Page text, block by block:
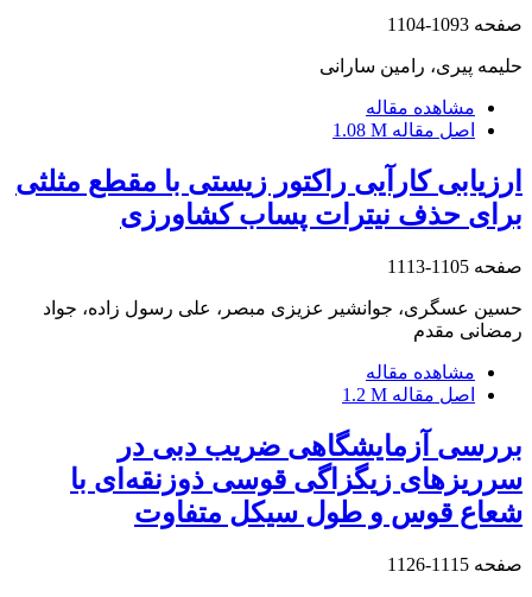
صفحه 1093-1104
حلیمه پیری، رامین سارانی
مشاهده مقاله
اصل مقاله 1.08 M
ارزیابی کارآیی راکتور زیستی با مقطع مثلثی
برای حذف نیترات پساب کشاورزی
صفحه 1105-1113
حسین عسگری، جوانشیر عزیزی مبصر، علی رسول زاده، جواد
رمضانی مقدم
مشاهده مقاله
اصل مقاله 1.2 M
بررسی آزمایشگاهی ضریب دبی در
سرریزهای زیگزاگی قوسی ذوزنقه‌ای با
شعاع قوس و طول سیکل متفاوت
صفحه 1115-1126